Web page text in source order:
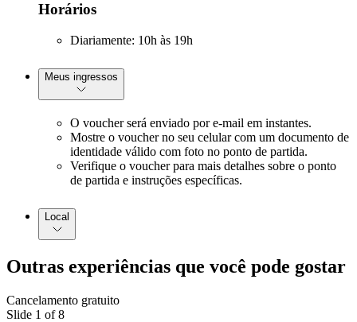
Horários
Diariamente: 10h às 19h
Meus ingressos
O voucher será enviado por e-mail em instantes.
Mostre o voucher no seu celular com um documento de
identidade válido com foto no ponto de partida.
Verifique o voucher para mais detalhes sobre o ponto
de partida e instruções específicas.
Local
Outras experiências que você pode gostar
Cancelamento gratuito
Slide 1 of 8